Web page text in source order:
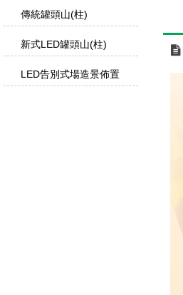
傳統罐頭山(柱)
新式LED罐頭山(柱)
LED告別式場造景佈置